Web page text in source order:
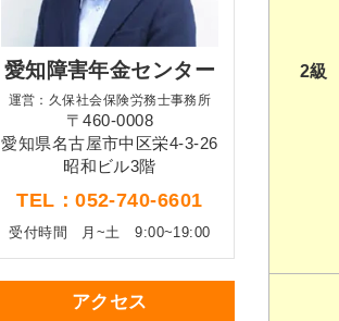
愛知障害年金センター
運営：久保社会保険労務士事務所
〒460-0008
愛知県名古屋市中区栄4-3-26
昭和ビル3階
TEL：052-740-6601
受付時間 月~土 9:00~19:00
アクセス
2級